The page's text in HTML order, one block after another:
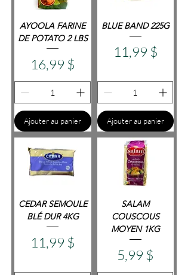
AYOOLA FARINE
DE POTATO 2 LBS
Prix
16,99 $
Ajouter au panier
BLUE BAND 225G
Prix
11,99 $
Ajouter au panier
CEDAR SEMOULE
BLÉ DUR 4KG
Prix
11,99 $
SALAM
COUSCOUS
MOYEN 1KG
Prix
5,99 $